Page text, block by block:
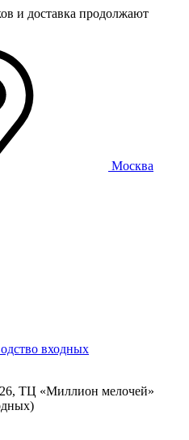
и доставка продолжают
Москва
входных
ТЦ «Миллион мелочей»